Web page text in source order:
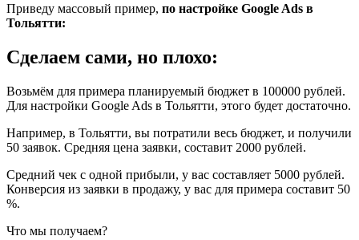
Приведу массовый пример, по настройке Google Ads в
Тольятти:
Сделаем сами, но плохо:
Возьмём для примера планируемый бюджет в 100000 рублей.
Для настройки Google Ads в Тольятти, этого будет достаточно.
Например, в Тольятти, вы потратили весь бюджет, и получили
50 заявок. Средняя цена заявки, составит 2000 рублей.
Средний чек с одной прибыли, у вас составляет 5000 рублей.
Конверсия из заявки в продажу, у вас для примера составит 50
%.
Что мы получаем?